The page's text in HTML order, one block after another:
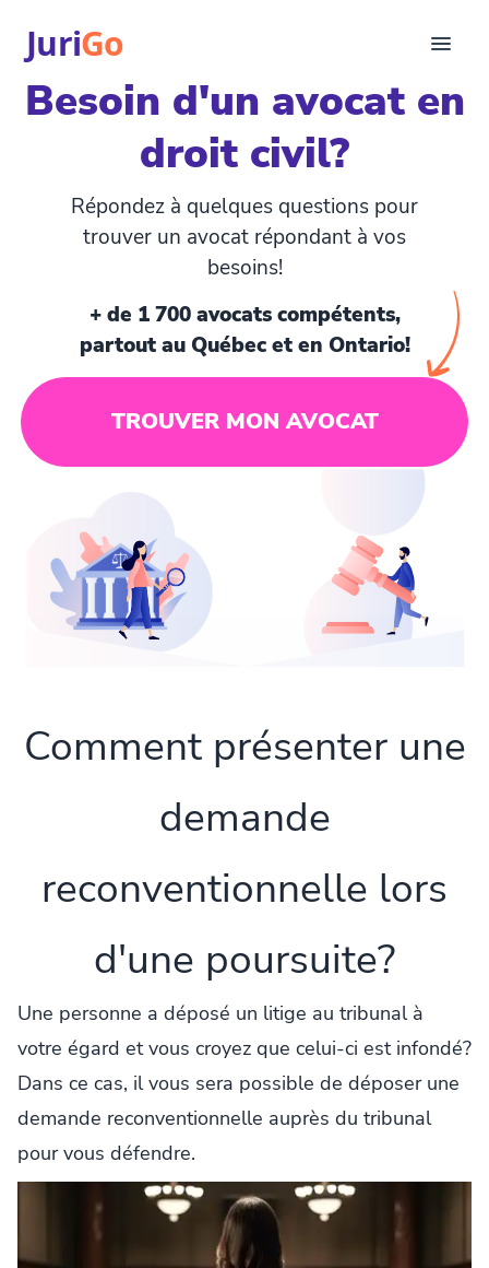
JuriGo
Consultation
Articles juridiques
Trouver un avocat
Besoin d'un avocat en
droit civil?
Répondez à quelques questions pour
trouver un avocat répondant à vos
besoins!
+ de 1 700 avocats compétents,
partout au Québec et en Ontario!
TROUVER MON AVOCAT
Comment présenter une
demande
reconventionnelle lors
d'une poursuite?
Une personne a déposé un litige au tribunal à
votre égard et vous croyez que celui-ci est infondé?
Dans ce cas, il vous sera possible de déposer une
demande reconventionnelle auprès du tribunal
pour vous défendre.